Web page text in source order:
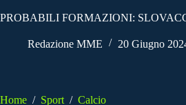
PROBABILI FORMAZIONI:
Redazione MME 20 Giugno
Home / Sport / Calcio